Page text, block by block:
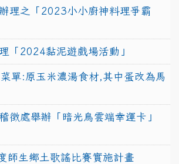
理之「2023小小廚神料理爭霸
「2024黏泥遊戲場活動」
單:原玉米濃湯食材,其中蛋改為馬
徵處舉辦「暗光鳥雲端幸運卡」
師生鄉土歌謠比賽實施計畫